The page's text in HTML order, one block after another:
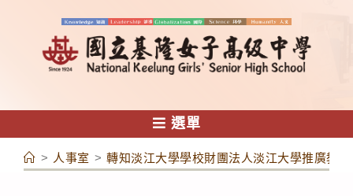
容
選單
> 人事室 > 轉知淡江大學學校財團法人淡江大學推廣教